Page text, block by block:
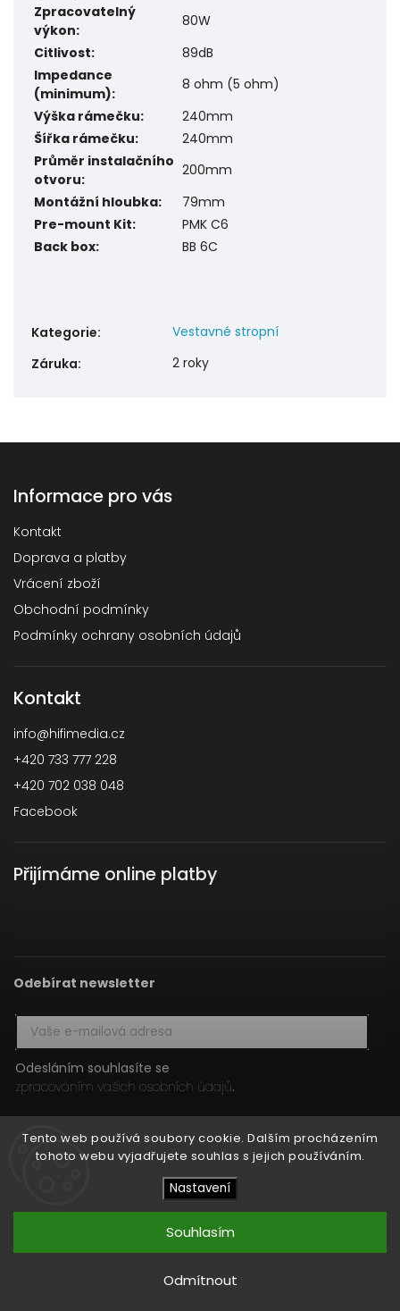
Tento web používá soubory cookie. Dalším procházením
tohoto webu vyjadřujete souhlas s jejich používáním.
Nastavení
Odmítnout
Souhlasím
Zpracovatelný
výkon:
80W
Citlivost:
89dB
Impedance
(minimum):
8 ohm (5 ohm)
Výška rámečku:
240mm
Šířka rámečku:
240mm
Průměr instalačního
otvoru:
200mm
Montážní hloubka:
79mm
Pre-mount Kit:
PMK C6
Back box:
BB 6C
Kategorie:
Vestavné stropní
Záruka: 2 roky
Informace pro vás
Kontakt
Doprava a platby
Vrácení zboží
Obchodní podmínky
Podmínky ochrany osobních údajů
Kontakt
info@hifimedia.cz
+420 733 777 228
+420 702 038 048
Facebook
Přijímáme online platby
Odebírat newsletter
Odesláním souhlasíte se
zpracováním vašich osobních údajů.
HIFI MEDIA. Všechna práva vyhrazena.
Upravit nastavení cookies